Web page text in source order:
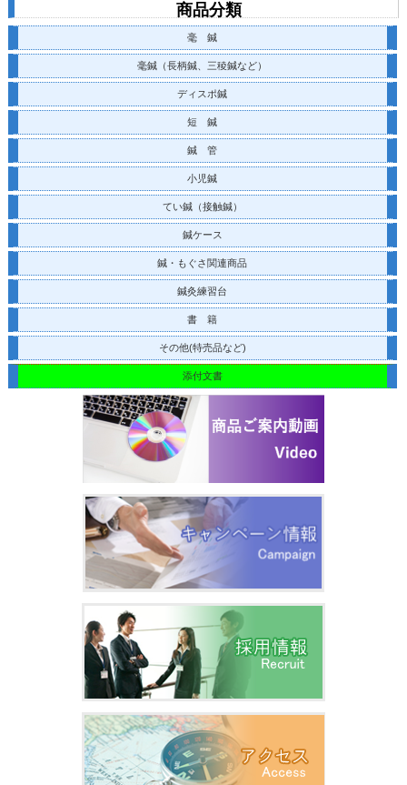
商品分類
毫 鍼
毫鍼（長柄鍼、三稜鍼など）
ディスポ鍼
短 鍼
鍼 管
小児鍼
てい鍼（接触鍼）
鍼ケース
鍼・もぐさ関連商品
鍼灸練習台
書 籍
その他(特売品など)
添付文書